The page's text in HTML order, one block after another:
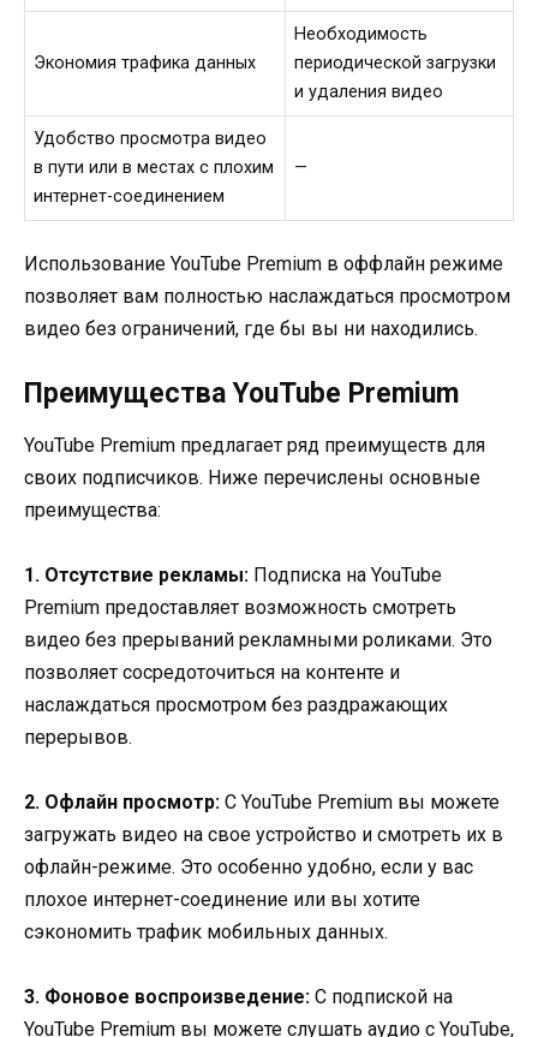
Экономия трафика данных
Необходимость
периодической загрузки
и удаления видео
Удобство просмотра видео
в пути или в местах с плохим
интернет-соединением
—
Использование YouTube Premium в оффлайн режиме
позволяет вам полностью наслаждаться просмотром
видео без ограничений, где бы вы ни находились.
Преимущества YouTube Premium
YouTube Premium предлагает ряд преимуществ для
своих подписчиков. Ниже перечислены основные
преимущества:
1. Отсутствие рекламы: Подписка на YouTube
Premium предоставляет возможность смотреть
видео без прерываний рекламными роликами. Это
позволяет сосредоточиться на контенте и
наслаждаться просмотром без раздражающих
перерывов.
2. Офлайн просмотр: С YouTube Premium вы можете
загружать видео на свое устройство и смотреть их в
офлайн-режиме. Это особенно удобно, если у вас
плохое интернет-соединение или вы хотите
сэкономить трафик мобильных данных.
3. Фоновое воспроизведение: С подпиской на
YouTube Premium вы можете слушать аудио с YouTube,